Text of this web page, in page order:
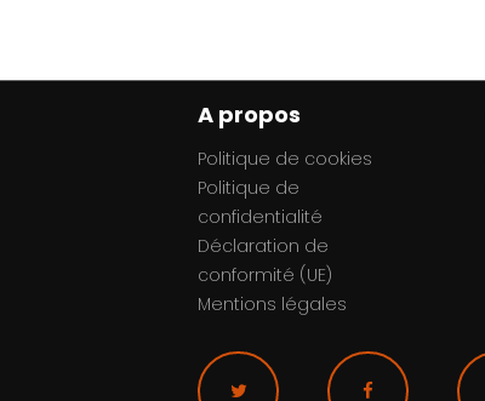
A propos
Politique de cookies
Politique de
confidentialité
Déclaration de
conformité (UE)
Mentions légales